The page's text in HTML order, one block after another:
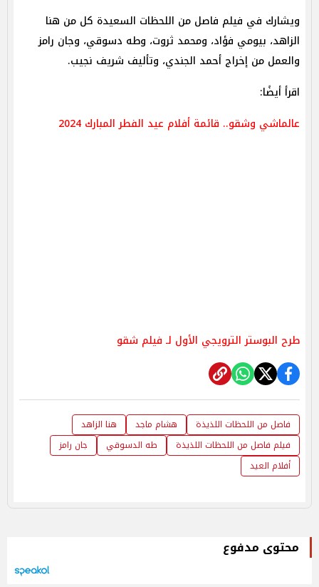
ويشارك في فيلم فاصل من اللحظات السعيدة كل من هنا
الزاهد، بيومي فؤاد، ومحمد ثروت، وطه دسوقي، وجان رامز
والعمل من ﺇﺧﺮاﺝ أحمد الجندي، وتأليف شريف نجيب.
اقرأ أيضًا:
عالماشي وشقو.. قائمة أفلام عيد الفطر المبارك 2024
طرح البوستر الترويجي الأول لـ فيلم شقو
فاصل من اللحظات اللذيذة هشام ماجد
هنا الزاهد
فيلم فاصل من اللحظات اللذيذة
طه الدسوقي
جان رامز
أفلام العيد
محتوى مدفوع